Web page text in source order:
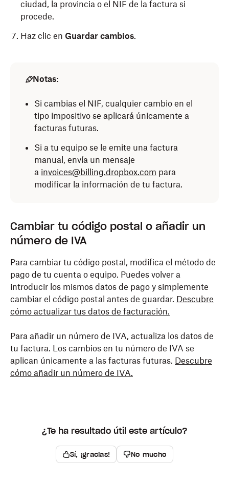
ciudad, la provincia o el NIF de la factura si
procede.
Haz clic en Guardar cambios.
Notas:
Si cambias el NIF, cualquier cambio en el
tipo impositivo se aplicará únicamente a
facturas futuras.
Si a tu equipo se le emite una factura
manual, envía un mensaje
a invoices@billing.dropbox.com para
modificar la información de tu factura.
Cambiar tu código postal o añadir un
número de IVA
Para cambiar tu código postal, modifica el método de
pago de tu cuenta o equipo. Puedes volver a
introducir los mismos datos de pago y simplemente
cambiar el código postal antes de guardar. Descubre
cómo actualizar tus datos de facturación.
Para añadir un número de IVA, actualiza los datos de
tu factura. Los cambios en tu número de IVA se
aplican únicamente a las facturas futuras. Descubre
cómo añadir un número de IVA.
¿Te ha resultado útil este artículo?
Sí, ¡gracias! No mucho